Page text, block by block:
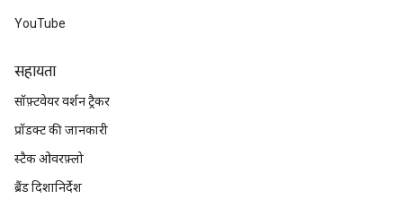
YouTube
सहायता
सॉफ़्टवेयर वर्शन ट्रैकर
प्रॉडक्ट की जानकारी
स्टैक ओवरफ़्लो
ब्रैंड दिशानिर्देश